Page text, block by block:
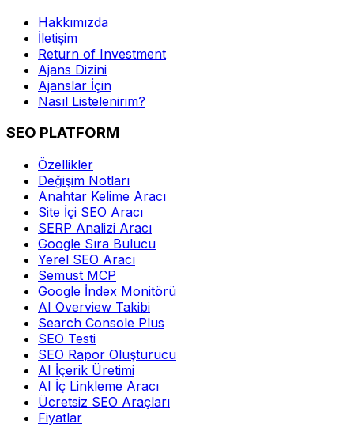
Hakkımızda
İletişim
Return of Investment
Ajans Dizini
Ajanslar İçin
Nasıl Listelenirim?
SEO PLATFORM
Özellikler
Değişim Notları
Anahtar Kelime Aracı
Site İçi SEO Aracı
SERP Analizi Aracı
Google Sıra Bulucu
Yerel SEO Aracı
Semust MCP
Google İndex Monitörü
AI Overview Takibi
Search Console Plus
SEO Testi
SEO Rapor Oluşturucu
AI İçerik Üretimi
AI İç Linkleme Aracı
Ücretsiz SEO Araçları
Fiyatlar